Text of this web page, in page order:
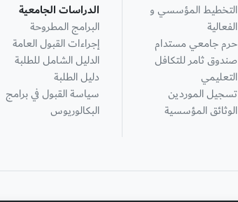
التخطيط المؤسسي و
الفعالية
حرم جامعي مستدام
صندوق ثامر للتكافل
التعليمي
تسجيل الموردين
الوثائق المؤسسية
الدراسات الجامعية
البرامج المطروحة
إجراءات القبول العامة
الدليل الشامل للطلبة
دليل الطلبة
سياسة القبول في برامج
البكالوريوس